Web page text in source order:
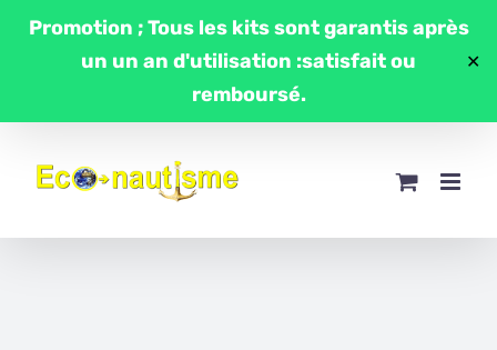
PasserPromotion ; Tous les kits sont garantis après
un un an d'utilisation :satisfait ou
remboursé.
✕